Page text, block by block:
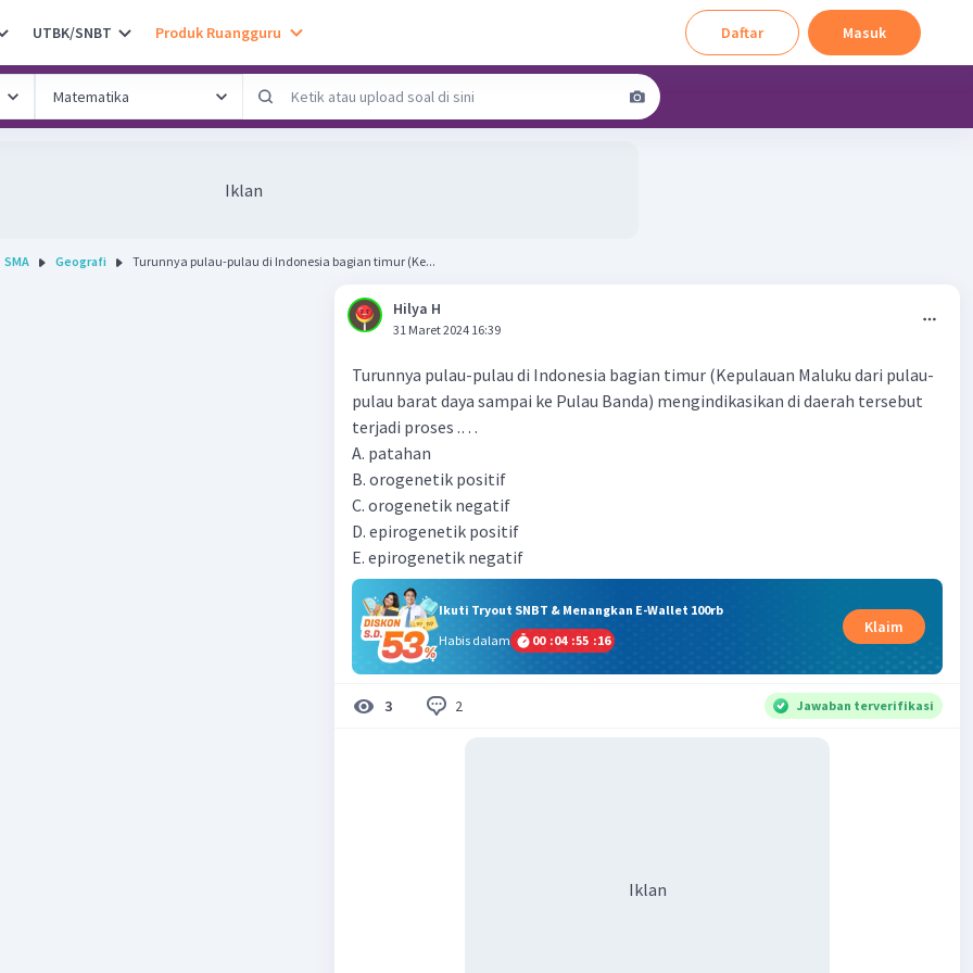
UTBK/SNBT Produk Ruangguru Daftar Masuk
Iklan
SMA Geografi Turunnya pulau-pulau di Indonesia bagian timur (Ke...
Hilya H
31 Maret 2024 16:39
Turunnya pulau-pulau di Indonesia bagian timur (Kepulauan Maluku dari pulau-
pulau barat daya sampai ke Pulau Banda) mengindikasikan di daerah tersebut
terjadi proses .…
A. patahan
B. orogenetik positif
C. orogenetik negatif
D. epirogenetik positif
E. epirogenetik negatif
Ikuti Tryout SNBT & Menangkan E-Wallet 100rb
Habis dalam
00 :04 :55 :15
Klaim
3 2 Jawaban terverifikasi
Iklan